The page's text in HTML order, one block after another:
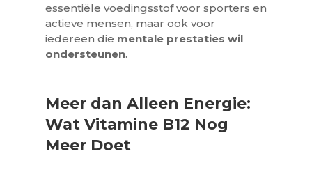
essentiële voedingsstof voor sporters en
actieve mensen, maar ook voor
iedereen die mentale prestaties wil
ondersteunen.
Meer dan Alleen Energie:
Wat Vitamine B12 Nog
Meer Doet